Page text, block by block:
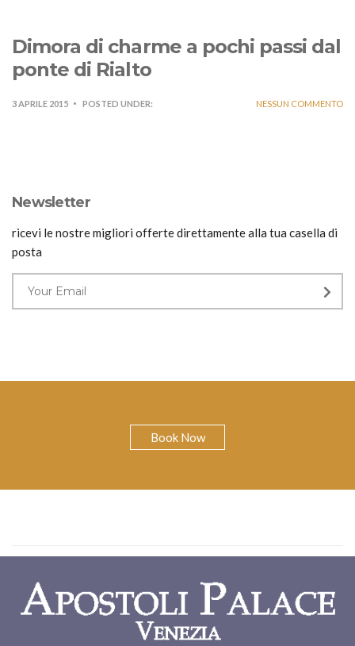
Dimora di charme a pochi passi dal
ponte di Rialto
3 APRILE 2015 POSTED UNDER: NESSUN COMMENTO
Newsletter
ricevi le nostre migliori offerte direttamente alla tua casella di
posta
Book Now